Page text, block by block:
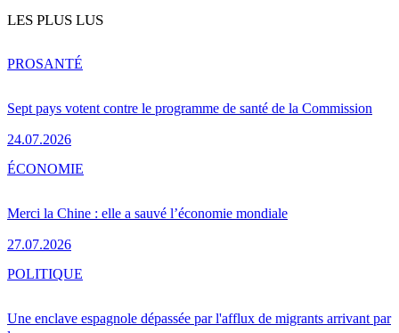
LES PLUS LUS
Sept pays votent contre le programme de santé de la Commission
24.07.2026
PROSANTÉ
Merci la Chine : elle a sauvé l’économie mondiale
27.07.2026
ÉCONOMIE
Une enclave espagnole dépassée par l'afflux de migrants arrivant par
POLITIQUE